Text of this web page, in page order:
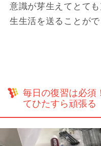
意識が芽生えてとて
生生活を送ることがで
毎日の復習は必須
てひたすら頑張る